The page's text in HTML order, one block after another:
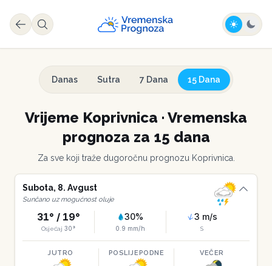
Danas Sutra 7 Dana 15 Dana
Vrijeme Koprivnica · Vremenska
prognoza za 15 dana
Za sve koji traže dugoročnu prognozu Koprivnica
Subota, 8. Avgust
Sunčano uz mogućnost oluje
31° / 19°
Osjećaj 30°
30%
0.9 mm/h
3 m/s
S
JUTRO POSLIJEPODNE VEČER